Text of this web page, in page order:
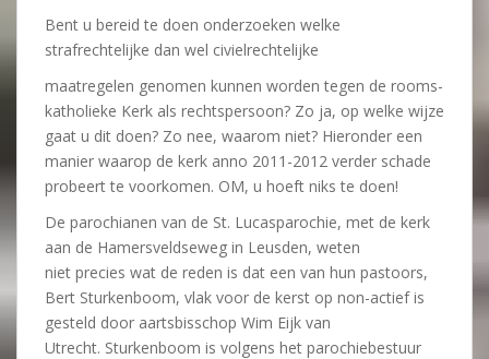
Bent u bereid te doen onderzoeken welke
strafrechtelijke dan wel civielrechtelijke
maatregelen genomen kunnen worden tegen de rooms-
katholieke Kerk als rechtspersoon? Zo ja, op welke wijze
gaat u dit doen? Zo nee, waarom niet? Hieronder een
manier waarop de kerk anno 2011-2012 verder schade
probeert te voorkomen. OM, u hoeft niks te doen!
De parochianen van de St. Lucasparochie, met de kerk
aan de Hamersveldseweg in Leusden, weten
niet precies wat de reden is dat een van hun pastoors,
Bert Sturkenboom, vlak voor de kerst op non-actief is
gesteld door aartsbisschop Wim Eijk van
Utrecht. Sturkenboom is volgens het parochiebestuur